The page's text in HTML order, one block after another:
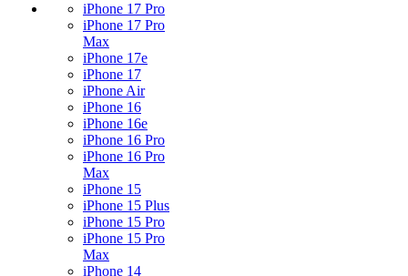
iPhone 17 Pro
iPhone 17 Pro
Max
iPhone 17e
iPhone 17
iPhone Air
iPhone 16
iPhone 16e
iPhone 16 Pro
iPhone 16 Pro
Max
iPhone 15
iPhone 15 Plus
iPhone 15 Pro
iPhone 15 Pro
Max
iPhone 14